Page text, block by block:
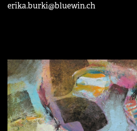
erika.burki@bluewin.ch